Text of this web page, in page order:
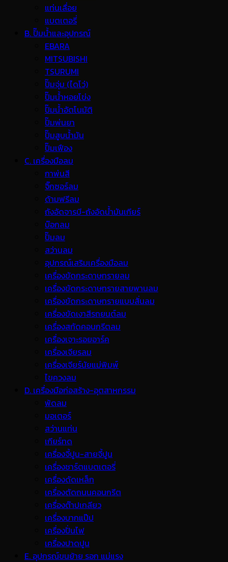
แท่นเลื่อย
แบตเตอรี่
B. ปั๊มน้ำและอุปกรณ์
EBARA
MITSUBISHI
TSURUMI
ปั๊มจุ่ม (ไดโว่)
ปั๊มน้ำหอยโข่ง
ปั๊มน้ำอัตโนมัติ
ปั๊มพ่นยา
ปั๊มสูบน้ำมัน
ปั๊มเฟือง
C. เครื่องมือลม
กาพ่นสี
จิ๊กซอร์ลม
ด้ามฟรีลม
ถังอัดจารบี-ถังอัดน้ำมันเกียร์
บ๊อกลม
ปั๊มลม
สว่านลม
อุปกรณ์เสริมเครื่องมือลม
เครื่องขัดกระดาษทรายลม
เครื่องขัดกระดาษทรายสายพานลม
เครื่องขัดกระดาษทรายแบบสั่นลม
เครื่องขัดเงาสีรถยนต์ลม
เครื่องสกัดคอนกรีตลม
เครื่องเจาะรอยอาร์ค
เครื่องเจียรลม
เครื่องเจียร์นัยแม่พิมพ์
ไขควงลม
D. เครื่องมือก่อสร้าง-อุตสาหกรรม
พ้ดลม
มอเตอร์
สว่านแท่น
เกียร์ทด
เครื่องจี้ปูน-สายจี้ปูน
เครื่องชาร์ตแบตเตอรี่
เครื่องดัดเหล็ก
เครื่องตัดถนนคอนกรีต
เครื่องต๊าปเกลียว
เครื่องบากแป๊ป
เครื่องปั่นไฟ
เครื่องปาดปูน
E. อุปกรณ์ขนย้าย รอก แม่แรง